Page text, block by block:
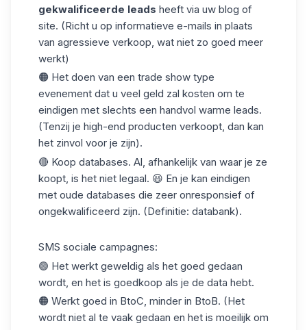
gekwalificeerde leads heeft via uw blog of
site. (Richt u op informatieve e-mails in plaats
van agressieve verkoop, wat niet zo goed meer
werkt)
🟠 Het doen van een trade show type
evenement dat u veel geld zal kosten om te
eindigen met slechts een handvol warme leads.
(Tenzij je high-end producten verkoopt, dan kan
het zinvol voor je zijn).
🔴 Koop databases. Al, afhankelijk van waar je ze
koopt, is het niet legaal. 😆 En je kan eindigen
met oude databases die zeer onresponsief of
ongekwalificeerd zijn. (Definitie: databank).
SMS sociale campagnes:
🟢 Het werkt geweldig als het goed gedaan
wordt, en het is goedkoop als je de data hebt.
🟠 Werkt goed in BtoC, minder in BtoB. (Het
wordt niet al te vaak gedaan en het is moeilijk om